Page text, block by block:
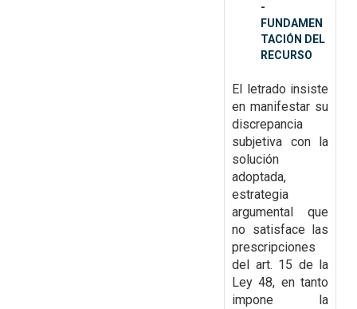
-
FUNDAMEN
TACIÓN DEL
RECURSO
El letrado insiste
en manifestar su
discrepancia
subjetiva con la
solución
adoptada,
estrategia
argumental que
no satisface las
prescripciones
del art. 15 de la
Ley 48, en tanto
impone la